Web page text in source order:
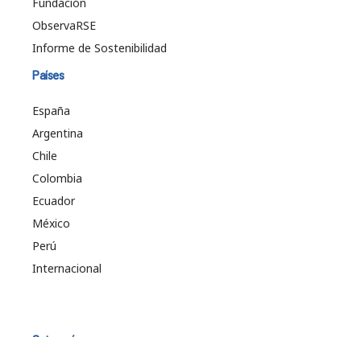
ObservaRSE
Informe de Sostenibilidad
Países
España
Argentina
Chile
Colombia
Ecuador
México
Perú
Internacional